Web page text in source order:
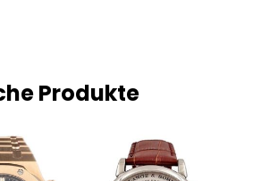
Produkte